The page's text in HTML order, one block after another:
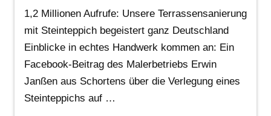
1,2 Millionen Aufrufe: Unsere Terrassensanierung
mit Steinteppich begeistert ganz Deutschland
Einblicke in echtes Handwerk kommen an: Ein
Facebook-Beitrag des Malerbetriebs Erwin
Janßen aus Schortens über die Verlegung eines
Steinteppichs auf …